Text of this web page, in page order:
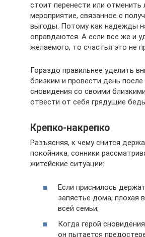
стоит перенести или
мероприятие, связанное с
выгоды. Потому как надежды
оправдаются. А если все же и
желаемого, то счастья это не
Гораздо правильнее уделить
близким и провести день
сновидения со своими
отвести от себя грядущие
Крепко-накрепко
Разъясняя, к чему снится
покойника, сонники
житейские ситуации:
Если приснилось
запястье дома, плохая
всей семьи;
Когда герой
он пытается